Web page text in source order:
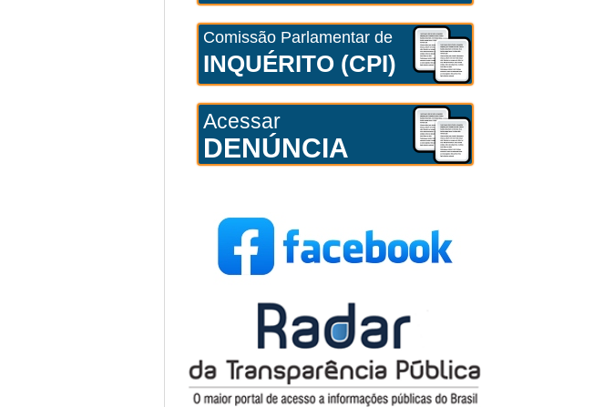
Comissão Parlamentar de
INQUÉRITO (CPI)
Acessar
DENÚNCIA